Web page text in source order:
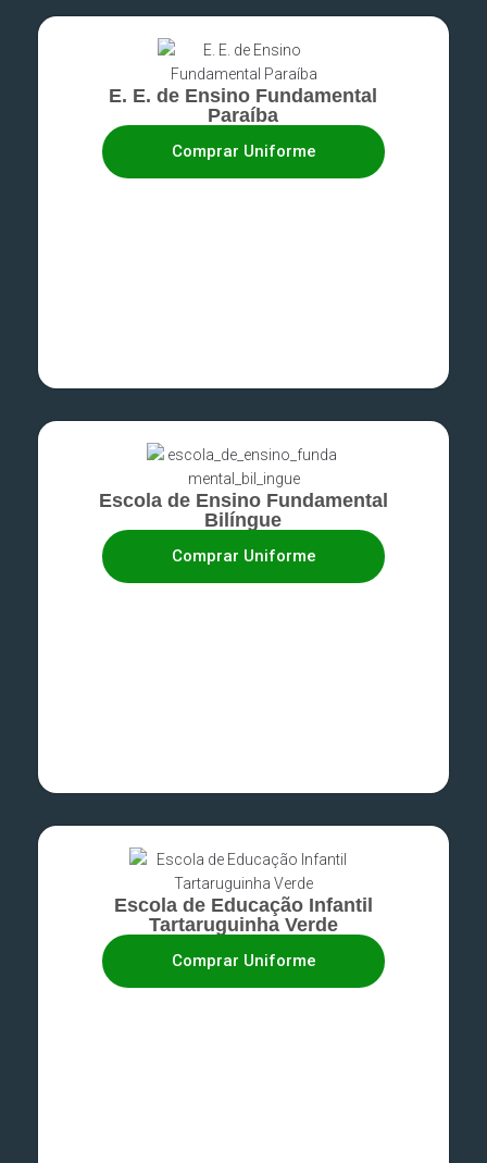
E. E. de Ensino Fundamental
Paraíba
Comprar Uniforme
Escola de Ensino Fundamental
Bilíngue
Comprar Uniforme
Escola de Educação Infantil
Tartaruguinha Verde
Comprar Uniforme